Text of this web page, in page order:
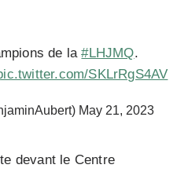
de la#LHJMQ.
SKLrRgS4AV
May 21, 2023
devant le Centre